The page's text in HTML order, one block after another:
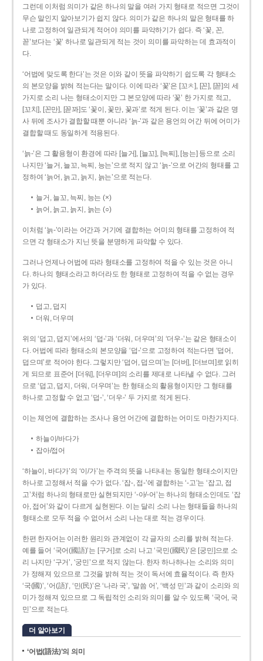
그런데 이처럼 의미가 같은 하나의 말을 여러 가지 형태로 적으면 그것이
무슨 말인지 알아보기가 쉽지 않다. 의미가 같은 하나의 말은 형태를 하
나로 고정하여 일관되게 적어야 의미를 파악하기가 쉽다. 즉 ‘꽃, 꼰,
꼳’보다는 ‘꽃’ 하나로 일관되게 적는 것이 의미를 파악하는 데 효과적이
다.
‘어법에 맞도록 한다’는 것은 이와 같이 뜻을 파악하기 쉽도록 각 형태소
의 본모양을 밝혀 적는다는 말이다. 이에 따라 ‘꽃’은 [꼬ㅊ], [꼰], [꼳]의 세
가지로 소리 나는 형태소이지만 그 본모양에 따라 ‘꽃’ 한 가지로 적고,
[꼬치], [꼰만], [꼳꽈]도 ‘꽃이, 꽃만, 꽃과’로 적게 된다. 이는 ‘꽃’과 같은 명
사 뒤에 조사가 결합할 때뿐 아니라 ‘늙-’과 같은 용언의 어간 뒤에 어미가
결합할 때도 동일하게 적용된다.
‘늙-’은 그 활용형이 환경에 따라 [늘거], [늘꼬], [늑찌], [능는] 등으로 소리
나지만 ‘늘거, 늘꼬, 늑찌, 능는’으로 적지 않고 ‘늙-’으로 어간의 형태를 고
정하여 ‘늙어, 늙고, 늙지, 늙는’으로 적는다.
늘거, 늘꼬, 늑찌, 능는 (×)
늙어, 늙고, 늙지, 늙는 (○)
이처럼 ‘늙-­’이라는 어간과 거기에 결합하는 어미의 형태를 고정하여 적
으면 각 형태소가 지닌 뜻을 분명하게 파악할 수 있다.
그러나 언제나 어법에 따라 형태소를 고정하여 적을 수 있는 것은 아니
다. 하나의 형태소라고 하더라도 한 형태로 고정하여 적을 수 없는 경우
가 있다.
덥고, 덥지
더워, 더우며
위의 ‘덥고, 덥지’에서의 ‘덥-­’과 ‘더워, 더우며’의 ‘더우-­’는 같은 형태소이
다. 어법에 따라 형태소의 본모양을 ‘덥-­’으로 고정하여 적는다면 ‘덥어,
덥으며’로 적어야 한다. 그렇지만 ‘덥어, 덥으며’는 [더버], [더브며]로 읽히
게 되므로 표준어 [더워], [더우며]의 소리를 제대로 나타낼 수 없다. 그러
므로 ‘덥고, 덥지, 더워, 더우며’는 한 형태소의 활용형이지만 그 형태를
하나로 고정할 수 없고 ‘덥-’, ‘더우-’ 두 가지로 적게 된다.
이는 체언에 결합하는 조사나 용언 어간에 결합하는 어미도 마찬가지다.
하늘이/바다가
잡아/접어
‘하늘이, 바다가’의 ‘이/가’는 주격의 뜻을 나타내는 동일한 형태소이지만
하나로 고정해서 적을 수가 없다. ‘잡-, 접-’에 결합하는 ‘-고’는 ‘잡고, 접
고’처럼 하나의 형태로만 실현되지만 ‘-아/-어’는 하나의 형태소인데도 ‘잡
아, 접어’와 같이 다르게 실현된다. 이는 달리 소리 나는 형태들을 하나의
형태소로 모두 적을 수 없어서 소리 나는 대로 적는 경우이다.
한편 한자어는 이러한 원리와 관계없이 각 글자의 소리를 밝혀 적는다.
예를 들어 ‘국어(國語)’는 [구거]로 소리 나고 ‘국민(國民)’은 [궁민]으로 소
리 나지만 ‘구거’, ‘궁민’으로 적지 않는다. 한자 하나하나는 소리와 의미
가 정해져 있으므로 그것을 밝혀 적는 것이 독서에 효율적이다. 즉 한자
‘국(國)’, ‘어(語)’, ‘민(民)’은 ‘나라 국’, ‘말씀 어’, ‘백성 민’과 같이 소리와 의
미가 정해져 있으므로 그 독립적인 소리와 의미를 알 수 있도록 ‘국어, 국
민’으로 적는다.
더 알아보기
‘어법(語法)’의 의미